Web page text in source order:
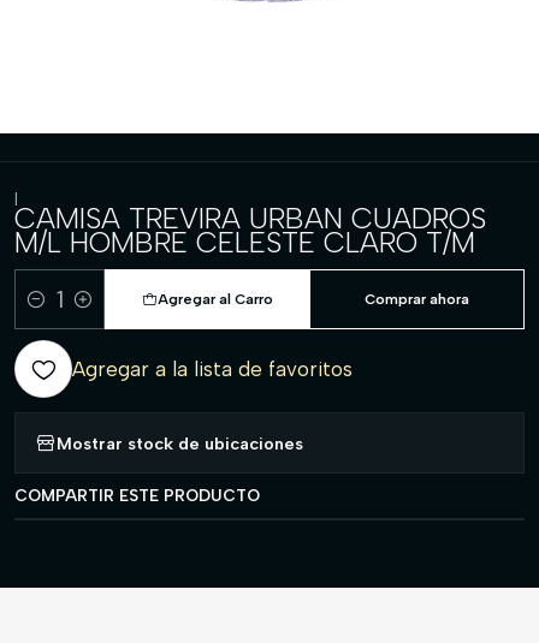
|
CAMISA TREVIRA URBAN CUADROS
M/L HOMBRE CELESTE CLARO T/M
Cantidad
Agregar al Carro Comprar ahora
Agregar a la lista de favoritos
Mostrar stock de ubicaciones
COMPARTIR ESTE PRODUCTO